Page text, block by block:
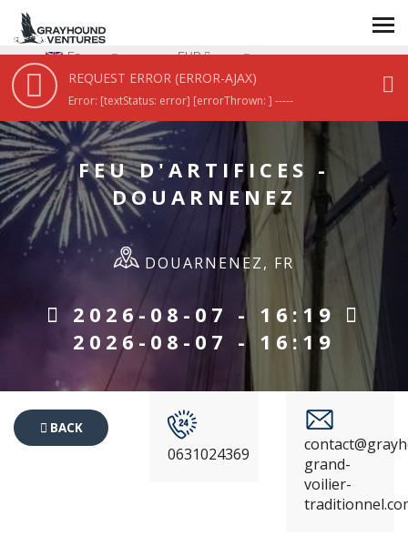
En EUR
HOME / FEU D'ARTIFICES - DOUARNENEZ
FEU D'ARTIFICES -
DOUARNENEZ
DOUARNENEZ, FR
2026-08-07 - 16:19
2026-08-07 - 16:19
BACK
0631024369
grand-
voilier-
REQUEST ERROR (ERROR-AJAX)
Error: [textStatus: error] [errorThrown: ] -----